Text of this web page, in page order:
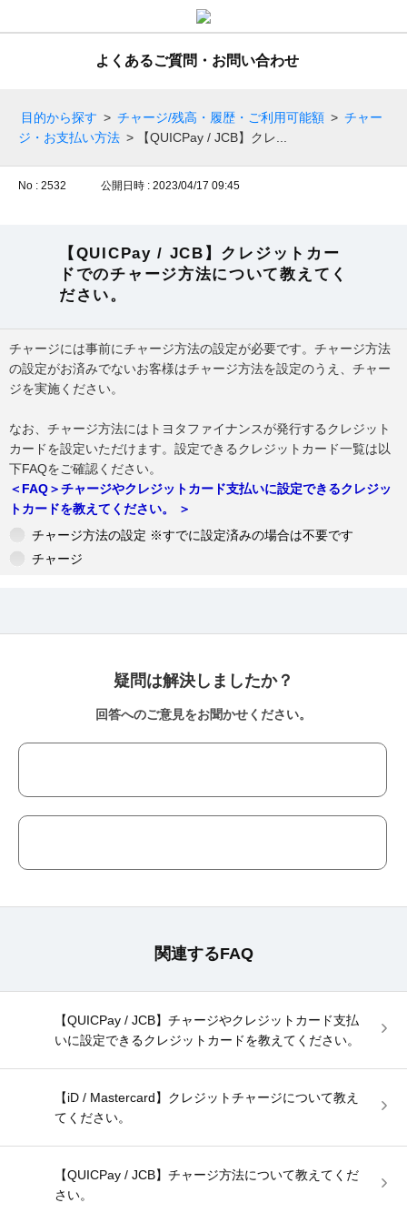
よくあるご質問・お問い合わせ
目的から探す > チャージ/残高・履歴・ご利用可能額 > チャー
ジ・お支払い方法 > 【QUICPay / JCB】クレ...
No : 2532 公開日時 : 2023/04/17 09:45
【QUICPay / JCB】クレジットカー
ドでのチャージ方法について教えてく
ださい。
チャージには事前にチャージ方法の設定が必要です。チャージ方法
の設定がお済みでないお客様はチャージ方法を設定のうえ、チャー
ジを実施ください。
なお、チャージ方法にはトヨタファイナンスが発行するクレジット
カードを設定いただけます。設定できるクレジットカード一覧は以
下FAQをご確認ください。
＜FAQ＞チャージやクレジットカード支払いに設定できるクレジッ
トカードを教えてください。 ＞
チャージ方法の設定 ※すでに設定済みの場合は不要です
チャージ
疑問は解決しましたか？
回答へのご意見をお聞かせください。
関連するFAQ
【QUICPay / JCB】チャージやクレジットカード支払
いに設定できるクレジットカードを教えてください。
【iD / Mastercard】クレジットチャージについて教え
てください。
【QUICPay / JCB】チャージ方法について教えてくだ
さい。